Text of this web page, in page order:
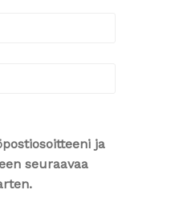
ja
seuraavaa